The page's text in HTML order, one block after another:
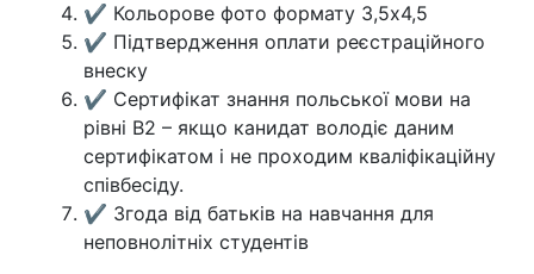
✔ Кольорове фото формату 3,5х4,5
✔ Підтвердження оплати реєстраційного
внеску
✔ Сертифікат знання польської мови на
рівні В2 – якщо канидат володіє даним
сертифікатом і не проходим кваліфікаційну
співбесіду.
✔ Згода від батьків на навчання для
неповнолітніх студентів